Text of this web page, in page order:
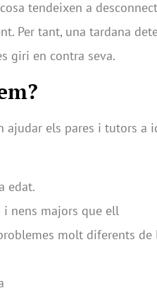
tendeixen a
Per tant, una tardana
giri en contra seva.
ajudar els pares i tutors a
edat.
i nens majors que ell
molt diferents de